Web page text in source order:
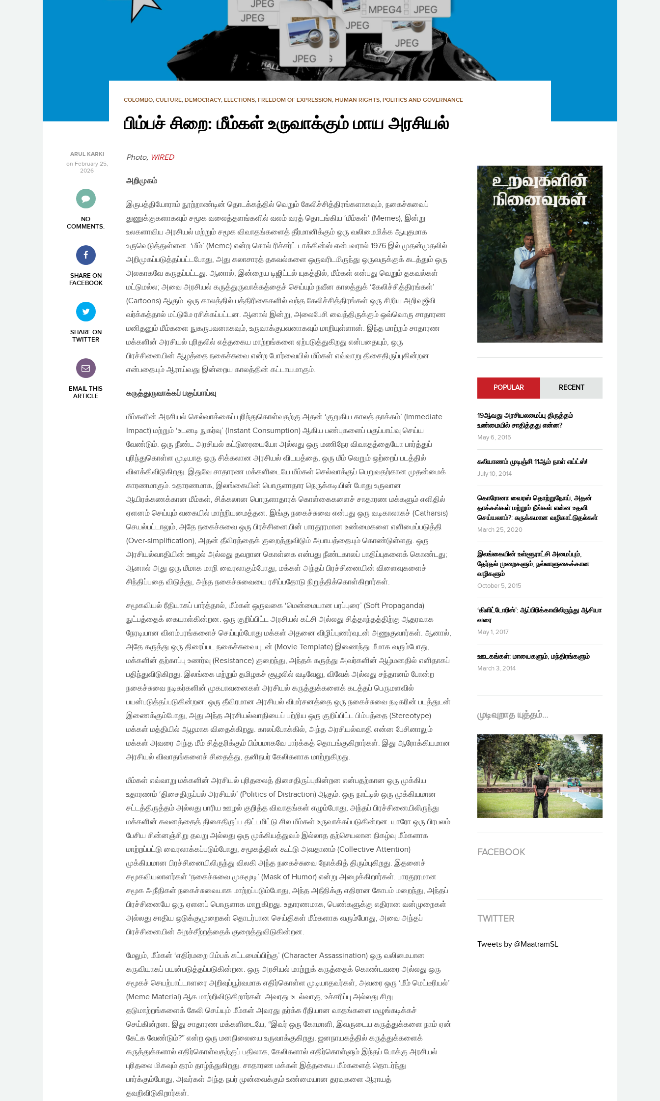
COLOMBO, CULTURE, DEMOCRACY, ELECTIONS, FREEDOM OF EXPRESSION, HUMAN RIGHTS, POLITICS AND GOVERNANCE
பிம்பச் சிறை: மீம்கள் உருவாக்கும் மாய அரசியல்
ARUL KARKI
on February 25,
2026
NO
COMMENTS.
SHARE ON
FACEBOOK
SHARE ON
TWITTER
EMAIL THIS
ARTICLE
Photo, WIRED
அறிமுகம்
இருபத்தியோராம் நூற்றாண்டின் தொடக்கத்தில் வெறும் கேலிச்சித்திரங்களாகவும், நகைச்சுவைப்
துணுக்குகளாகவும் சமூக வலைத்தளங்களில் வலம் வரத் தொடங்கிய ‘மீம்கள்’ (Memes), இன்று
உலகளாவிய அரசியல் மற்றும் சமூக விவாதங்களைத் தீர்மானிக்கும் ஒரு வலிமைமிக்க ஆயுதமாக
உருவெடுத்துள்ளன. ‘மீம்’ (Meme) என்ற சொல் ரிச்சர்ட் டாக்கின்ஸ் என்பவரால் 1976 இல் முதன்முதலில்
அறிமுகப்படுத்தப்பட்டபோது, அது கலாசாரத் தகவல்களை ஒருவரிடமிருந்து ஒருவருக்குக் கடத்தும் ஒரு
அலகாகவே கருதப்பட்டது. ஆனால், இன்றைய டிஜிட்டல் யுகத்தில், மீம்கள் என்பது வெறும் தகவல்கள்
மட்டுமல்ல; அவை அரசியல் கருத்துருவாக்கத்தைச் செய்யும் நவீன காலத்துக் ‘கேலிச்சித்திரங்கள்’
(Cartoons) ஆகும். ஒரு காலத்தில் பத்திரிகைகளில் வந்த கேலிச்சித்திரங்கள் ஒரு சிறிய அறிவுஜீவி
வர்க்கத்தால் மட்டுமே ரசிக்கப்பட்டன. ஆனால் இன்று, அலைபேசி வைத்திருக்கும் ஒவ்வொரு சாதாரண
மனிதனும் மீம்களை நுகருபவனாகவும், உருவாக்குபவனாகவும் மாறியுள்ளான். இந்த மாற்றம் சாதாரண
மக்களின் அரசியல் புரிதலில் எத்தகைய மாற்றங்களை ஏற்படுத்துகிறது என்பதையும், ஒரு
பிரச்சினையின் ஆழத்தை நகைச்சுவை என்ற போர்வையில் மீம்கள் எவ்வாறு திசைதிருப்புகின்றன
என்பதையும் ஆராய்வது இன்றைய காலத்தின் கட்டாயமாகும்.
கருத்துருவாக்கப் பகுப்பாய்வு
மீம்களின் அரசியல் செல்வாக்கைப் புரிந்துகொள்வதற்கு அதன் ‘குறுகிய காலத் தாக்கம்’ (Immediate
Impact) மற்றும் ‘உடனடி நுகர்வு’ (Instant Consumption) ஆகிய பண்புகளைப் பகுப்பாய்வு செய்ய
வேண்டும். ஒரு நீண்ட அரசியல் கட்டுரையையோ அல்லது ஒரு மணிநேர விவாதத்தையோ பார்த்துப்
புரிந்துகொள்ள முடியாத ஒரு சிக்கலான அரசியல் விடயத்தை, ஒரு மீம் வெறும் ஒற்றைப் படத்தில்
விளக்கிவிடுகிறது. இதுவே சாதாரண மக்களிடையே மீம்கள் செல்வாக்குப் பெறுவதற்கான முதன்மைக்
காரணமாகும். உதாரணமாக, இலங்கையின் பொருளாதார நெருக்கடியின் போது உருவான
ஆயிரக்கணக்கான மீம்கள், சிக்கலான பொருளாதாரக் கொள்கைகளைச் சாதாரண மக்களும் எளிதில்
ஏளனம் செய்யும் வகையில் மாற்றியமைத்தன. இங்கு நகைச்சுவை என்பது ஒரு வடிகாலாகச் (Catharsis)
செயல்பட்டாலும், அதே நகைச்சுவை ஒரு பிரச்சினையின் பாரதூரமான உண்மைகளை எளிமைப்படுத்தி
(Over-simplification), அதன் தீவிரத்தைக் குறைத்துவிடும் அபாயத்தையும் கொண்டுள்ளது. ஒரு
அரசியல்வாதியின் ஊழல் அல்லது தவறான கொள்கை என்பது நீண்டகாலப் பாதிப்புகளைக் கொண்டது;
ஆனால் அது ஒரு மீமாக மாறி வைரலாகும்போது, மக்கள் அந்தப் பிரச்சினையின் விளைவுகளைச்
சிந்திப்பதை விடுத்து, அந்த நகைச்சுவையை ரசிப்பதோடு நிறுத்திக்கொள்கிறார்கள்.
சமூகவியல் ரீதியாகப் பார்த்தால், மீம்கள் ஒருவகை ‘மென்மையான பரப்புரை’ (Soft Propaganda)
நுட்பத்தைக் கையாள்கின்றன. ஒரு குறிப்பிட்ட அரசியல் கட்சி அல்லது சித்தாந்தத்திற்கு ஆதரவாக
நேரடியான விளம்பரங்களைச் செய்யும்போது மக்கள் அதனை விழிப்புணர்வுடன் அணுகுவார்கள். ஆனால்,
அதே கருத்து ஒரு திரைப்பட நகைச்சுவையுடன் (Movie Template) இணைந்து மீமாக வரும்போது,
மக்களின் தற்காப்பு உணர்வு (Resistance) குறைந்து, அந்தக் கருத்து அவர்களின் ஆழ்மனதில் எளிதாகப்
பதிந்துவிடுகிறது. இலங்கை மற்றும் தமிழகச் சூழலில் வடிவேலு, விவேக் அல்லது சந்தானம் போன்ற
நகைச்சுவை நடிகர்களின் முகபாவனைகள் அரசியல் கருத்துக்களைக் கடத்தப் பெருமளவில்
பயன்படுத்தப்படுகின்றன. ஒரு தீவிரமான அரசியல் விமர்சனத்தை ஒரு நகைச்சுவை நடிகரின் படத்துடன்
இணைக்கும்போது, அது அந்த அரசியல்வாதியைப் பற்றிய ஒரு குறிப்பிட்ட பிம்பத்தை (Stereotype)
மக்கள் மத்தியில் ஆழமாக விதைக்கிறது. காலப்போக்கில், அந்த அரசியல்வாதி என்ன பேசினாலும்
மக்கள் அவரை அந்த மீம் சித்தரிக்கும் பிம்பமாகவே பார்க்கத் தொடங்குகிறார்கள். இது ஆரோக்கியமான
அரசியல் விவாதங்களைச் சிதைத்து, தனிநபர் கேலிகளாக மாற்றுகிறது.
மீம்கள் எவ்வாறு மக்களின் அரசியல் புரிதலைத் திசைதிருப்புகின்றன என்பதற்கான ஒரு முக்கிய
உதாரணம் ‘திசைதிருப்பல் அரசியல்’ (Politics of Distraction) ஆகும். ஒரு நாட்டில் ஒரு முக்கியமான
சட்டத்திருத்தம் அல்லது பாரிய ஊழல் குறித்த விவாதங்கள் எழும்போது, அந்தப் பிரச்சினையிலிருந்து
மக்களின் கவனத்தைத் திசைதிருப்ப திட்டமிட்டு சில மீம்கள் உருவாக்கப்படுகின்றன. யாரோ ஒரு பிரபலம்
பேசிய சின்னஞ்சிறு தவறு அல்லது ஒரு முக்கியத்துவம் இல்லாத தற்செயலான நிகழ்வு மீம்களாக
மாற்றப்பட்டு வைரலாக்கப்படும்போது, சமூகத்தின் கூட்டு அவதானம் (Collective Attention)
முக்கியமான பிரச்சினையிலிருந்து விலகி அந்த நகைச்சுவை நோக்கித் திரும்புகிறது. இதனைச்
சமூகவியலாளர்கள் ‘நகைச்சுவை முகமூடி’ (Mask of Humor) என்று அழைக்கிறார்கள். பாரதூரமான
சமூக அநீதிகள் நகைச்சுவையாக மாற்றப்படும்போது, அந்த அநீதிக்கு எதிரான கோபம் மறைந்து, அந்தப்
பிரச்சினையே ஒரு ஏளனப் பொருளாக மாறுகிறது. உதாரணமாக, பெண்களுக்கு எதிரான வன்முறைகள்
அல்லது சாதிய ஒடுக்குமுறைகள் தொடர்பான செய்திகள் மீம்களாக வரும்போது, அவை அந்தப்
பிரச்சினையின் அறச்சீற்றத்தைக் குறைத்துவிடுகின்றன.
மேலும், மீம்கள் ‘எதிர்மறை பிம்பக் கட்டமைப்பிற்கு’ (Character Assassination) ஒரு வலிமையான
கருவியாகப் பயன்படுத்தப்படுகின்றன. ஒரு அரசியல் மாற்றுக் கருத்தைக் கொண்டவரை அல்லது ஒரு
சமூகச் செயற்பாட்டாளரை அறிவுப்பூர்வமாக எதிர்கொள்ள முடியாதவர்கள், அவரை ஒரு ‘மீம் மெட்டீரியல்’
(Meme Material) ஆக மாற்றிவிடுகிறார்கள். அவரது உடல்வாகு, உச்சரிப்பு அல்லது சிறு
தடுமாற்றங்களைக் கேலி செய்யும் மீம்கள் அவரது தர்க்க ரீதியான வாதங்களை மழுங்கடிக்கச்
செய்கின்றன. இது சாதாரண மக்களிடையே, “இவர் ஒரு கோமாளி, இவருடைய கருத்துக்களை நாம் ஏன்
கேட்க வேண்டும்?” என்ற ஒரு மனநிலையை உருவாக்குகிறது. ஜனநாயகத்தில் கருத்துக்களைக்
கருத்துக்களால் எதிர்கொள்வதற்குப் பதிலாக, கேலிகளால் எதிர்கொள்ளும் இந்தப் போக்கு அரசியல்
புரிதலை மிகவும் தரம் தாழ்த்துகிறது. சாதாரண மக்கள் இத்தகைய மீம்களைத் தொடர்ந்து
பார்க்கும்போது, அவர்கள் அந்த நபர் முன்வைக்கும் உண்மையான தரவுகளை ஆராயத்
தவறிவிடுகிறார்கள்.
POPULAR RECENT
19ஆவது அரசியலமைப்பு திருத்தம்
உண்மையில் சாதித்தது என்ன?
May 6, 2015
கலியாணம் முடிஞ்சி 11ஆம் நாள் எய்ட்ஸ்!
July 10, 2014
கொரோனா வைரஸ் தொற்றுநோய், அதன்
தாக்கங்கள் மற்றும் நீங்கள் என்ன உதவி
செய்யலாம்?: சுருக்கமான வழிகாட்டுதல்கள்
March 25, 2020
இலங்கையின் உள்ளூராட்சி அமைப்பும்,
தேர்தல் முறைகளும், நல்லாளுகைக்கான
வழிகளும்
October 5, 2015
‘கிளிட்டோரிஸ்’: ஆப்பிரிக்காவிலிருந்து ஆசியா
வரை
May 1, 2017
ஊடகங்கள்: மாயைகளும், மந்திரங்களும்
March 3, 2014
முடிவுறாத யுத்தம்…
FACEBOOK
TWITTER
Tweets by @MaatramSL